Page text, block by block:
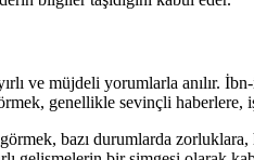
ve müjdeli yorumlarla anılır.
genellikle sevinçli haberlere,
görmek, bazı durumlarda